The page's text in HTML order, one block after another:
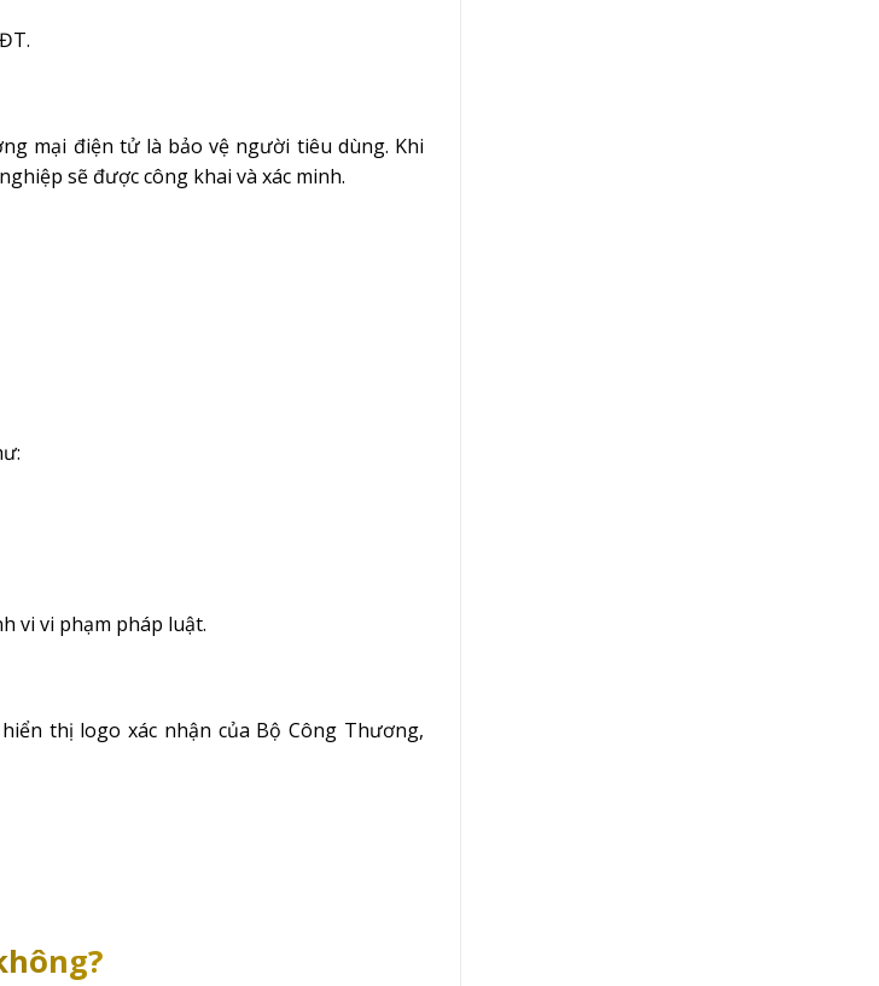
mại điện tử là bảo vệ người tiêu dùng. Khi
sẽ được công khai và xác minh.
vi vi phạm pháp luật.
thị logo xác nhận của Bộ Công Thương,